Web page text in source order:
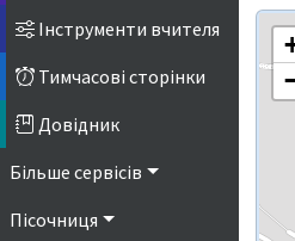
Інструменти вчителя
Тимчасові сторінки
Довідник
Більше сервісів
Пісочниця